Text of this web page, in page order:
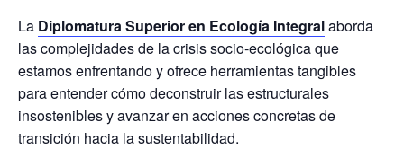
La Diplomatura Superior en Ecología Integralaborda
las complejidades de la crisis socio-ecológica que
estamos enfrentando y ofrece herramientas tangibles
para entender cómo deconstruir las estructurales
insostenibles y avanzar en acciones concretas de
transición hacia la sustentabilidad.